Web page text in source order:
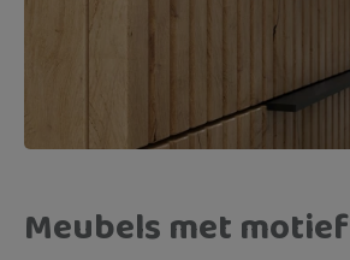
Meubels met motief